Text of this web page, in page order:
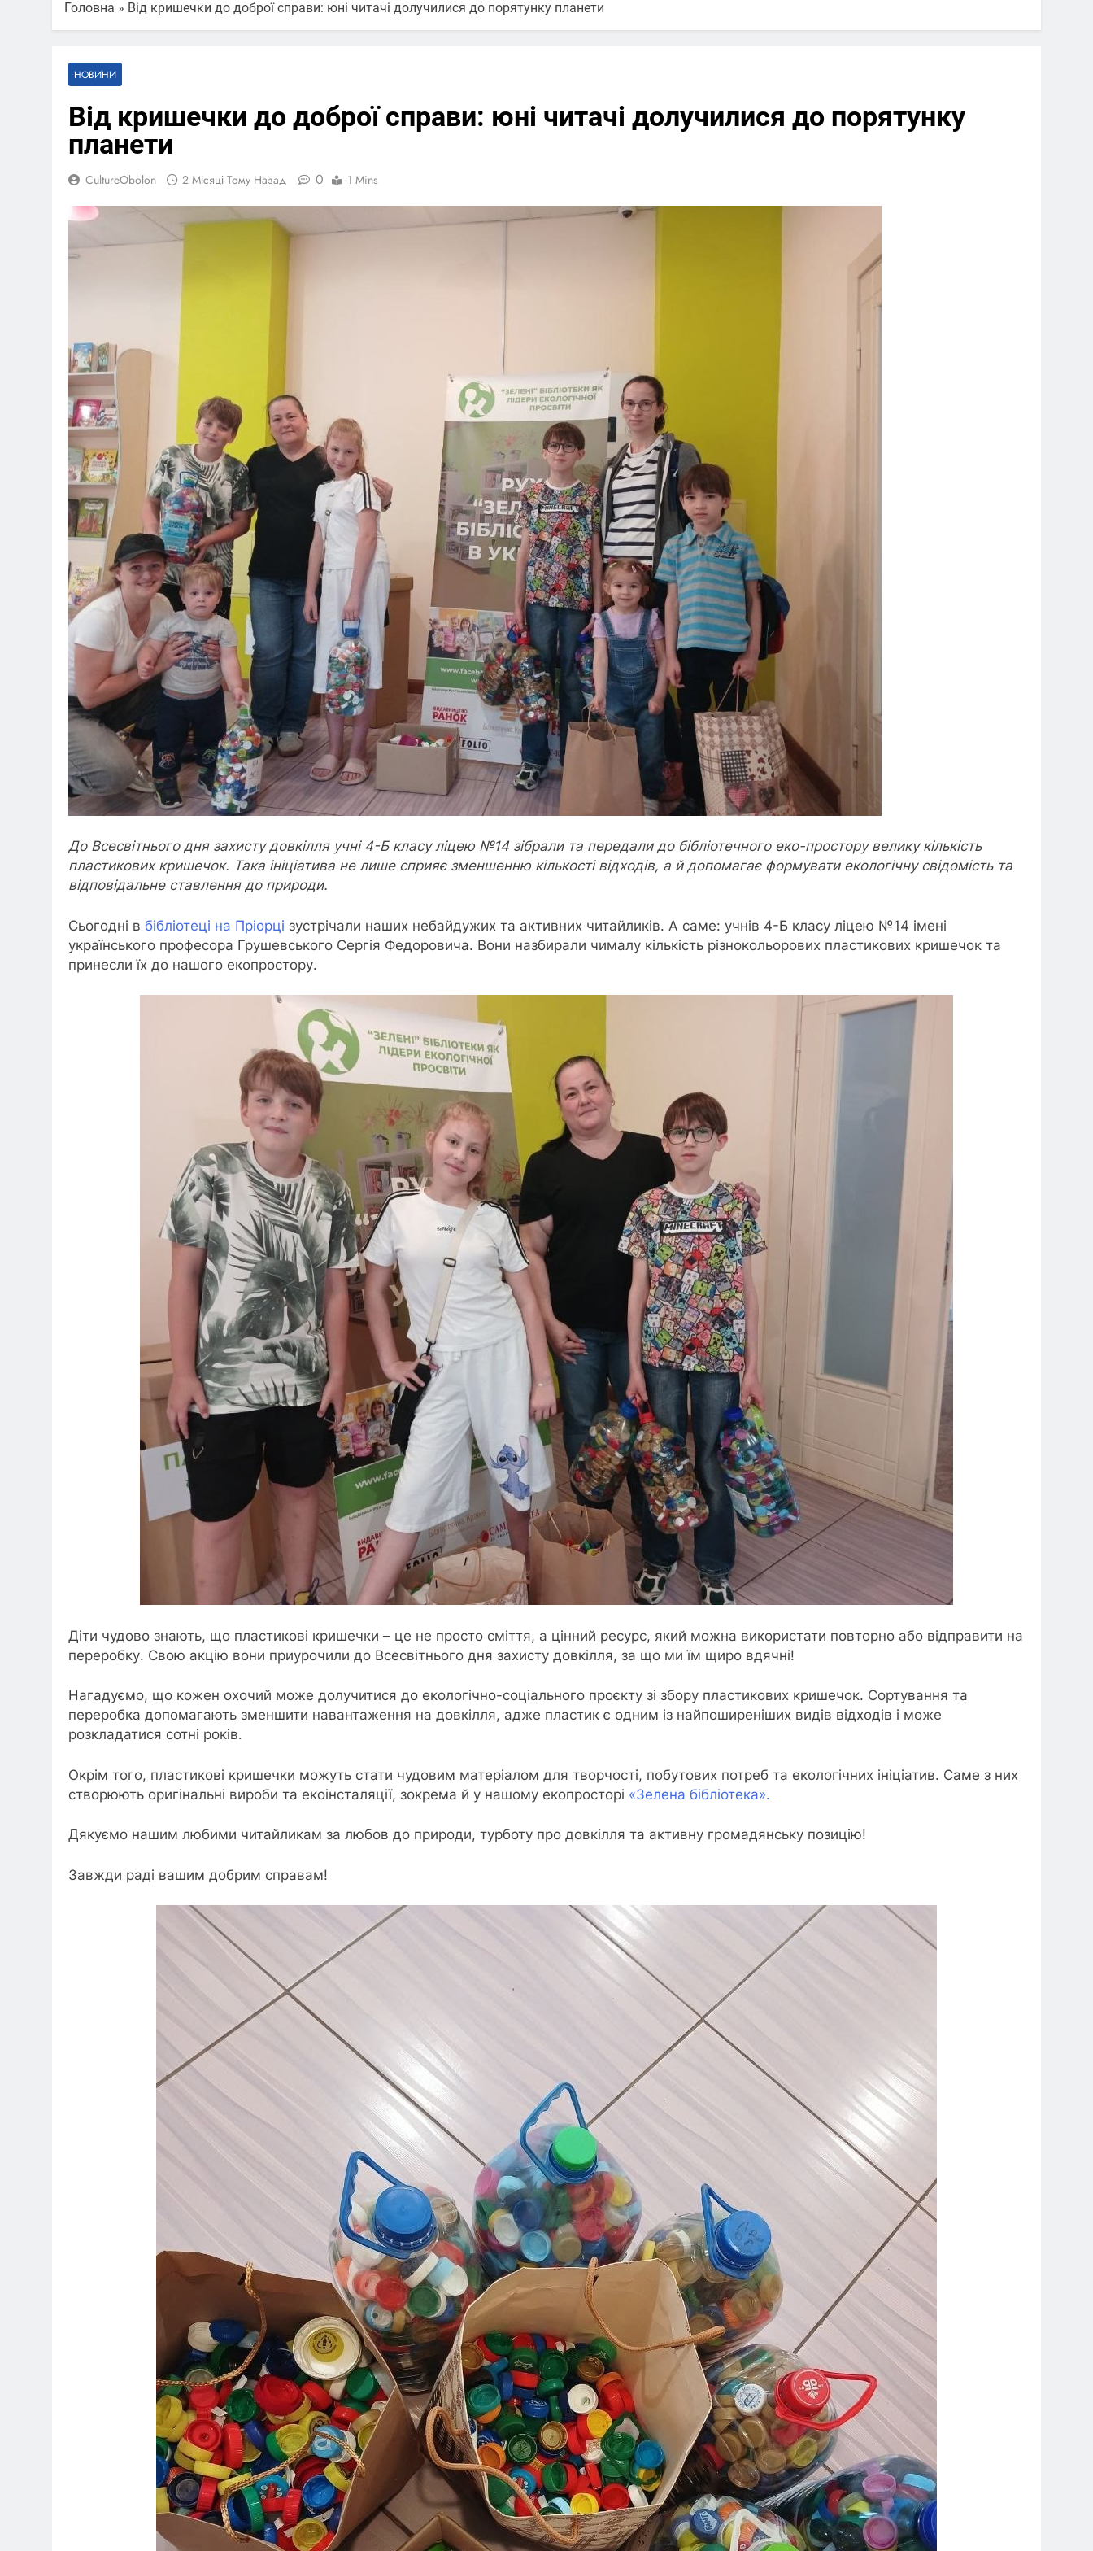
Головна » Від кришечки до доброї справи: юні читачі долучилися до порятунку планети
НОВИНИ
Від кришечки до доброї справи: юні читачі долучилися до порятунку
планети
CultureObolon 2 Місяці Тому Назад 0 1 Mins
До Всесвітнього дня захисту довкілля учні 4-Б класу ліцею №14 зібрали та передали до бібліотечного еко-простору велику кількість
пластикових кришечок. Така ініціатива не лише сприяє зменшенню кількості відходів, а й допомагає формувати екологічну свідомість та
відповідальне ставлення до природи.
Сьогодні в бібліотеці на Пріорці зустрічали наших небайдужих та активних читайликів. А саме: учнів 4-Б класу ліцею №14 імені
українського професора Грушевського Сергія Федоровича. Вони назбирали чималу кількість різнокольорових пластикових кришечок та
принесли їх до нашого екопростору.
Діти чудово знають, що пластикові кришечки – це не просто сміття, а цінний ресурс, який можна використати повторно або відправити на
переробку. Свою акцію вони приурочили до Всесвітнього дня захисту довкілля, за що ми їм щиро вдячні!
Нагадуємо, що кожен охочий може долучитися до екологічно-соціального проєкту зі збору пластикових кришечок. Сортування та
переробка допомагають зменшити навантаження на довкілля, адже пластик є одним із найпоширеніших видів відходів і може
розкладатися сотні років.
Окрім того, пластикові кришечки можуть стати чудовим матеріалом для творчості, побутових потреб та екологічних ініціатив. Саме з них
створюють оригінальні вироби та екоінсталяції, зокрема й у нашому екопросторі «Зелена бібліотека».
Дякуємо нашим любими читайликам за любов до природи, турботу про довкілля та активну громадянську позицію!
Завжди раді вашим добрим справам!